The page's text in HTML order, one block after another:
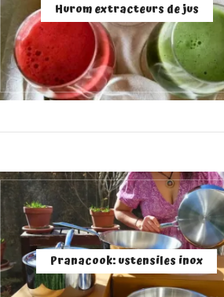
Hurom extracteurs de jus
Pranacook: ustensiles inox